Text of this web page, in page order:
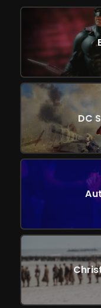
DC